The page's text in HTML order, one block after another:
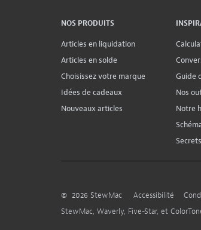
NOS PRODUITS
Articles en liquidation
Articles en solde
Choisissez votre marque
Idées de cadeaux
Nouveaux articles
Guide
Nos
Notre
© 2026 StewMac Accessibilité
StewMac, Waverly, Five-Star, et